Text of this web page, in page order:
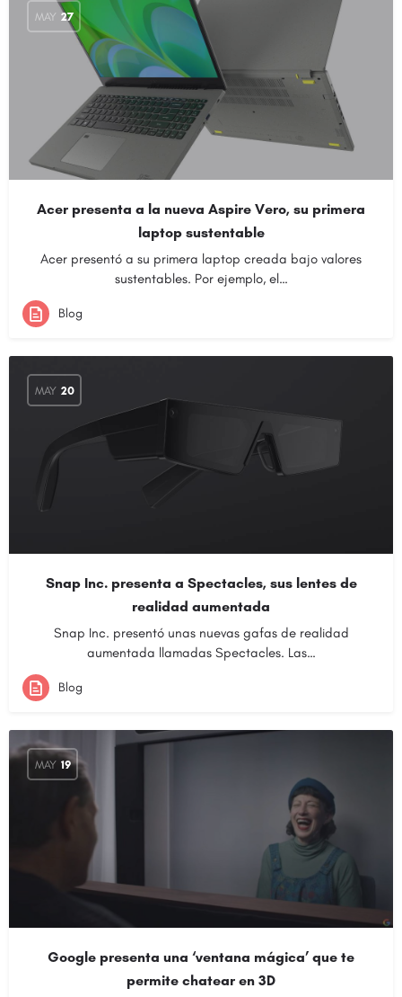
MAY 27
Acer presenta a la nueva Aspire Vero, su primera
laptop sustentable
Acer presentó a su primera laptop creada bajo valores
sustentables. Por ejemplo, el…
Blog
MAY 20
Snap Inc. presenta a Spectacles, sus lentes de
realidad aumentada
Snap Inc. presentó unas nuevas gafas de realidad
aumentada llamadas Spectacles. Las…
Blog
MAY 19
Google presenta una ‘ventana mágica’ que te
permite chatear en 3D